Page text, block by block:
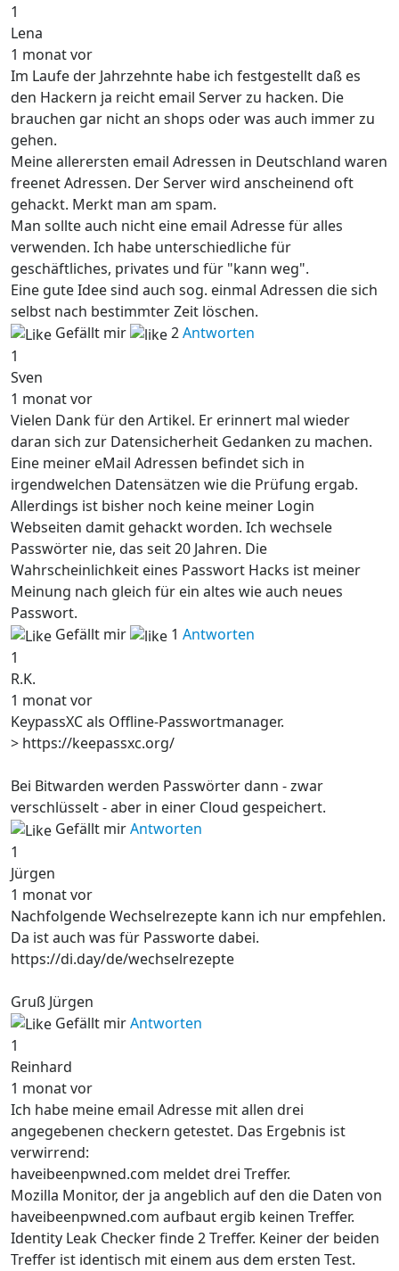
1
Lena
1 monat vor
Im Laufe der Jahrzehnte habe ich festgestellt daß es
den Hackern ja reicht email Server zu hacken. Die
brauchen gar nicht an shops oder was auch immer zu
gehen.
Meine allerersten email Adressen in Deutschland waren
freenet Adressen. Der Server wird anscheinend oft
gehackt. Merkt man am spam.
Man sollte auch nicht eine email Adresse für alles
verwenden. Ich habe unterschiedliche für
geschäftliches, privates und für "kann weg".
Eine gute Idee sind auch sog. einmal Adressen die sich
selbst nach bestimmter Zeit löschen.
Gefällt mir
2Antworten
1
Sven
1 monat vor
Vielen Dank für den Artikel. Er erinnert mal wieder
daran sich zur Datensicherheit Gedanken zu machen.
Eine meiner eMail Adressen befindet sich in
irgendwelchen Datensätzen wie die Prüfung ergab.
Allerdings ist bisher noch keine meiner Login
Webseiten damit gehackt worden. Ich wechsele
Passwörter nie, das seit 20 Jahren. Die
Wahrscheinlichkeit eines Passwort Hacks ist meiner
Meinung nach gleich für ein altes wie auch neues
Passwort.
Gefällt mir
1 Antworten
1
R.K.
1 monat vor
KeypassXC als Offline-Passwortmanager.
> https://keepassxc.org/
Bei Bitwarden werden Passwörter dann - zwar
verschlüsselt - aber in einer Cloud gespeichert.
Gefällt mirAntworten
1
Jürgen
1 monat vor
Nachfolgende Wechselrezepte kann ich nur empfehlen.
Da ist auch was für Passworte dabei.
https://di.day/de/wechselrezepte
Gruß Jürgen
Gefällt mirAntworten
1
Reinhard
1 monat vor
Ich habe meine email Adresse mit allen drei
angegebenen checkern getestet. Das Ergebnis ist
verwirrend:
haveibeenpwned.com meldet drei Treffer.
Mozilla Monitor, der ja angeblich auf den die Daten von
haveibeenpwned.com aufbaut ergib keinen Treffer.
Identity Leak Checker finde 2 Treffer. Keiner der beiden
Treffer ist identisch mit einem aus dem ersten Test.